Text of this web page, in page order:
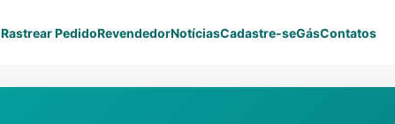
Rastrear PedidoRevendedorNotíciasCadastre-seGásContatos